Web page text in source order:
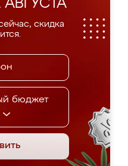
скидка
бюджет